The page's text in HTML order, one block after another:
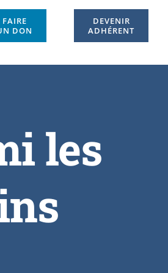
FAIRE
DON
DEVENIR
ADHÉRENT
les